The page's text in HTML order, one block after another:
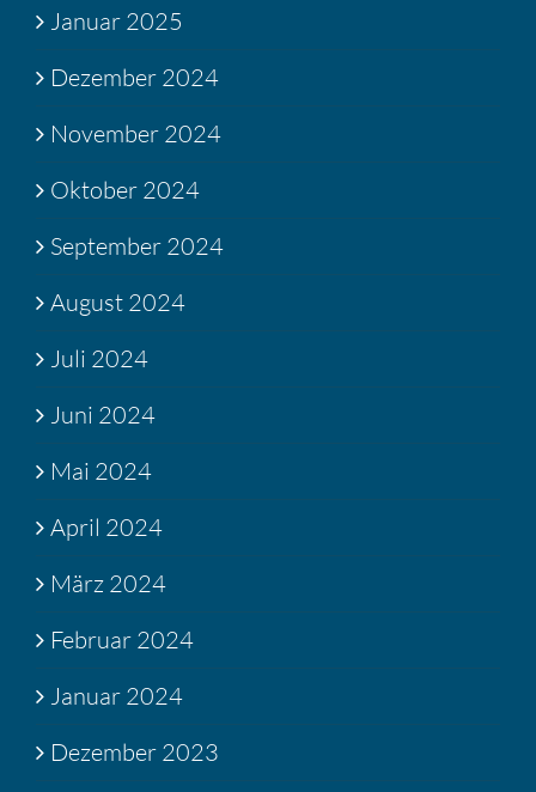
Januar 2025
Dezember 2024
November 2024
Oktober 2024
September 2024
August 2024
Juli 2024
Juni 2024
Mai 2024
April 2024
März 2024
Februar 2024
Januar 2024
Dezember 2023